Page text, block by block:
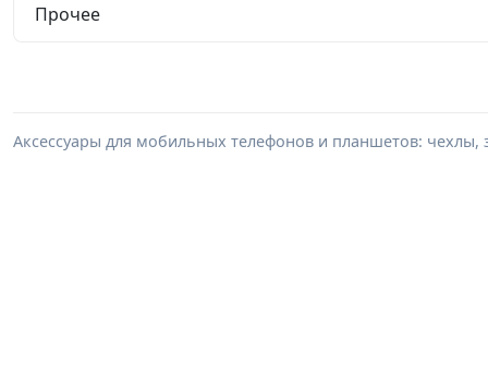
Прочее
Аксессуары для мобильных телефонов и планшетов: